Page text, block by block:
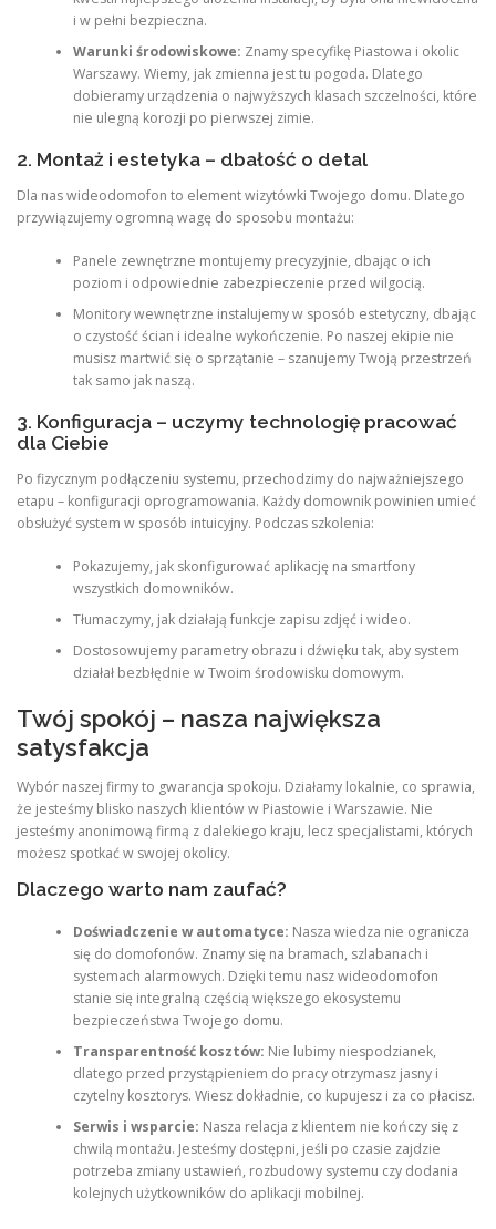
i w pełni bezpieczna.
Warunki środowiskowe: Znamy specyfikę Piastowa i okolic
Warszawy. Wiemy, jak zmienna jest tu pogoda. Dlatego
dobieramy urządzenia o najwyższych klasach szczelności, które
nie ulegną korozji po pierwszej zimie.
2. Montaż i estetyka – dbałość o detal
Dla nas wideodomofon to element wizytówki Twojego domu. Dlatego
przywiązujemy ogromną wagę do sposobu montażu:
Panele zewnętrzne montujemy precyzyjnie, dbając o ich
poziom i odpowiednie zabezpieczenie przed wilgocią.
Monitory wewnętrzne instalujemy w sposób estetyczny, dbając
o czystość ścian i idealne wykończenie. Po naszej ekipie nie
musisz martwić się o sprzątanie – szanujemy Twoją przestrzeń
tak samo jak naszą.
3. Konfiguracja – uczymy technologię pracować
dla Ciebie
Po fizycznym podłączeniu systemu, przechodzimy do najważniejszego
etapu – konfiguracji oprogramowania. Każdy domownik powinien umieć
obsłużyć system w sposób intuicyjny. Podczas szkolenia:
Pokazujemy, jak skonfigurować aplikację na smartfony
wszystkich domowników.
Tłumaczymy, jak działają funkcje zapisu zdjęć i wideo.
Dostosowujemy parametry obrazu i dźwięku tak, aby system
działał bezbłędnie w Twoim środowisku domowym.
Twój spokój – nasza największa
satysfakcja
Wybór naszej firmy to gwarancja spokoju. Działamy lokalnie, co sprawia,
że jesteśmy blisko naszych klientów w Piastowie i Warszawie. Nie
jesteśmy anonimową firmą z dalekiego kraju, lecz specjalistami, których
możesz spotkać w swojej okolicy.
Dlaczego warto nam zaufać?
Doświadczenie w automatyce: Nasza wiedza nie ogranicza
się do domofonów. Znamy się na bramach, szlabanach i
systemach alarmowych. Dzięki temu nasz wideodomofon
stanie się integralną częścią większego ekosystemu
bezpieczeństwa Twojego domu.
Transparentność kosztów: Nie lubimy niespodzianek,
dlatego przed przystąpieniem do pracy otrzymasz jasny i
czytelny kosztorys. Wiesz dokładnie, co kupujesz i za co płacisz.
Serwis i wsparcie: Nasza relacja z klientem nie kończy się z
chwilą montażu. Jesteśmy dostępni, jeśli po czasie zajdzie
potrzeba zmiany ustawień, rozbudowy systemu czy dodania
kolejnych użytkowników do aplikacji mobilnej.